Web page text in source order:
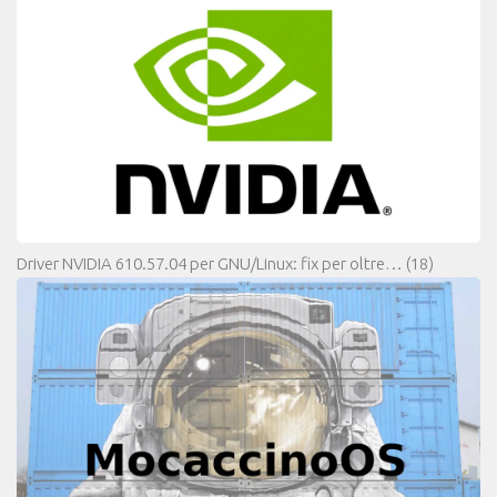
Driver NVIDIA 610.57.04 per GNU/Linux: fix per oltre… (18)